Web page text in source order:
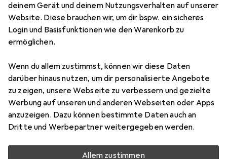
deinem Gerät und deinem Nutzungsverhalten auf unserer
Website. Diese brauchen wir, um dir bspw. ein sicheres
Login und Basisfunktionen wie den Warenkorb zu
ermöglichen.
Wenn du allem zustimmst, können wir diese Daten
darüber hinaus nutzen, um dir personalisierte Angebote
zu zeigen, unsere Webseite zu verbessern und gezielte
Werbung auf unseren und anderen Webseiten oder Apps
anzuzeigen. Dazu können bestimmte Daten auch an
Dritte und Werbepartner weitergegeben werden.
Allem zustimmen